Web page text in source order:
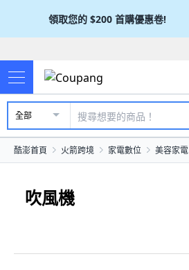
領取您的 $200 首購優惠卷!
全部
酷澎首頁 火箭跨境 家電數位 美容家電
吹風機